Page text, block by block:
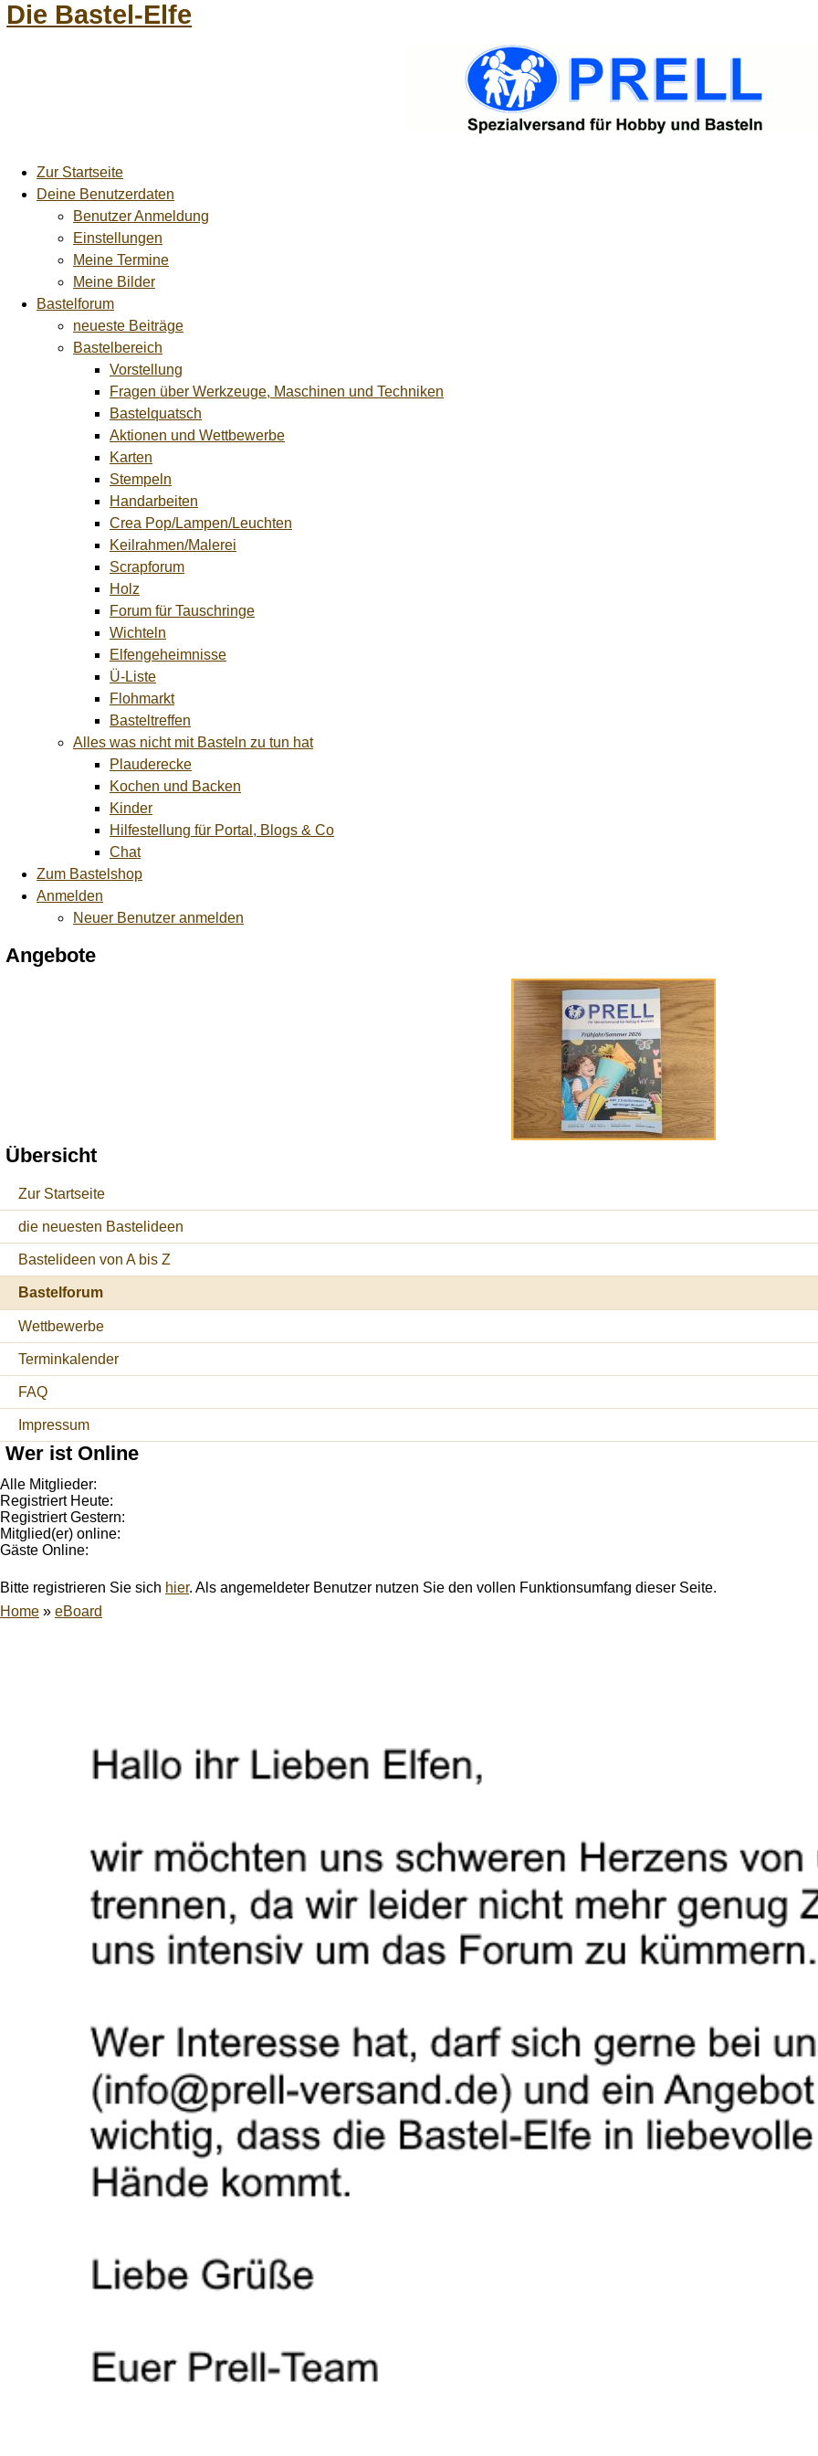
Die Bastel-Elfe
Zur Startseite
Deine Benutzerdaten
Benutzer Anmeldung
Einstellungen
Meine Termine
Meine Bilder
Bastelforum
neueste Beiträge
Bastelbereich
Vorstellung
Fragen über Werkzeuge, Maschinen und Techniken
Bastelquatsch
Aktionen und Wettbewerbe
Karten
Stempeln
Handarbeiten
Crea Pop/Lampen/Leuchten
Keilrahmen/Malerei
Scrapforum
Holz
Forum für Tauschringe
Wichteln
Elfengeheimnisse
Ü-Liste
Flohmarkt
Basteltreffen
Alles was nicht mit Basteln zu tun hat
Plauderecke
Kochen und Backen
Kinder
Hilfestellung für Portal, Blogs & Co
Chat
Zum Bastelshop
Anmelden
Neuer Benutzer anmelden
Angebote
Übersicht
Zur Startseite
die neuesten Bastelideen
Bastelideen von A bis Z
Bastelforum
Wettbewerbe
Terminkalender
FAQ
Impressum
Wer ist Online
Alle Mitglieder:
Registriert Heute:
Registriert Gestern:
Mitglied(er) online:
Gäste Online:
Bitte registrieren Sie sich hier. Als angemeldeter Benutzer nutzen Sie den vollen Funktionsumfang dieser Seite.
Home » eBoard